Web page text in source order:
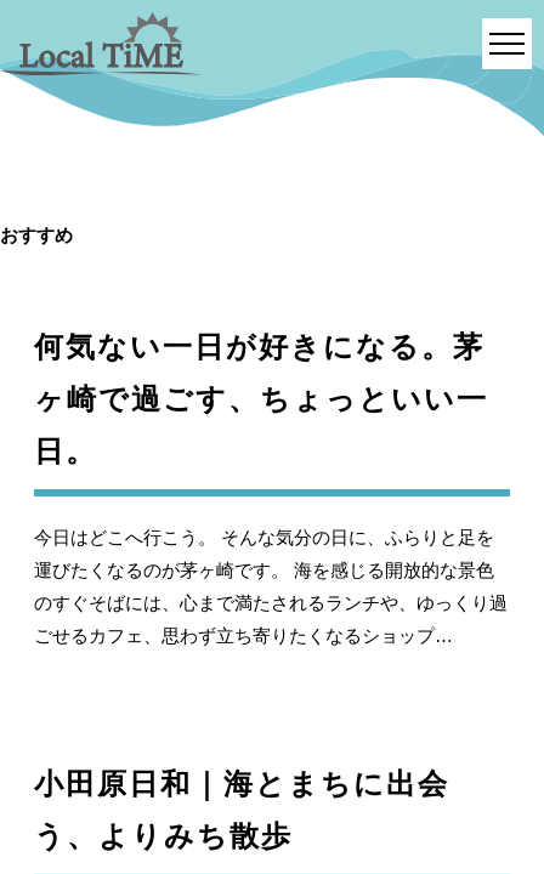
おすすめ
何気ない一日が好きになる。茅
ヶ崎で過ごす、ちょっといい一
日。
今日はどこへ行こう。 そんな気分の日に、ふらりと足を
運びたくなるのが茅ヶ崎です。 海を感じる開放的な景色
のすぐそばには、心まで満たされるランチや、ゆっくり過
ごせるカフェ、思わず立ち寄りたくなるショップ…
小田原日和｜海とまちに出会
う、よりみち散歩